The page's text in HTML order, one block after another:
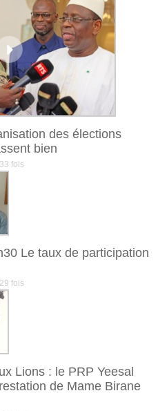
des élections
bien
fois
Le taux de participation
fois
Lions : le PRP Yeesal
de Mame Birane